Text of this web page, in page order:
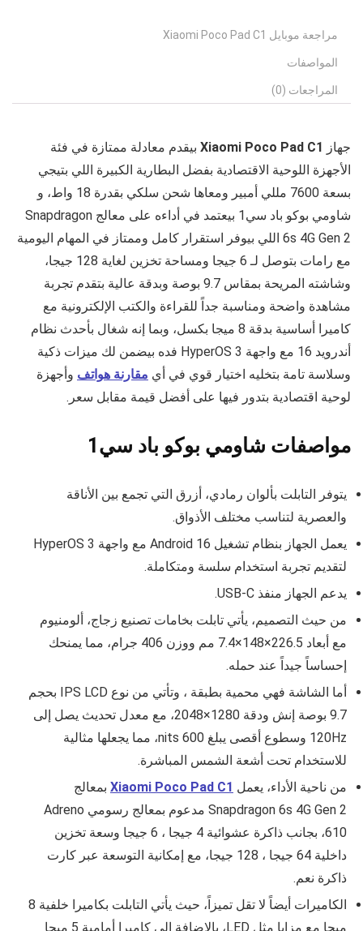
مراجعة موبايل Xiaomi Poco Pad C1
المواصفات
المراجعات (0)
جهاز Xiaomi Poco Pad C1 بيقدم معادلة ممتازة في فئة
الأجهزة اللوحية الاقتصادية بفضل البطارية الكبيرة اللي بتيجي
بسعة 7600 مللي أمبير ومعاها شحن سلكي بقدرة 18 واط، و
شاومي بوكو باد سي1 بيعتمد في أداءه على معالج Snapdragon
6s 4G Gen 2 اللي بيوفر استقرار كامل وممتاز في المهام اليومية
مع رامات بتوصل لـ 6 جيجا ومساحة تخزين لغاية 128 جيجا،
وشاشته المريحة بمقاس 9.7 بوصة وبدقة عالية بتقدم تجربة
مشاهدة واضحة ومناسبة جداً للقراءة والكتب الإلكترونية مع
كاميرا أساسية بدقة 8 ميجا بكسل، وبما إنه شغال بأحدث نظام
أندرويد 16 مع واجهة HyperOS 3 فده بيضمن لك ميزات ذكية
وسلاسة تامة بتخليه اختيار قوي في أي مقارنة هواتف وأجهزة
لوحية اقتصادية بتدور فيها على أفضل قيمة مقابل سعر.
مواصفات شاومي بوكو باد سي1
يتوفر التابلت بألوان رمادي، أزرق التي تجمع بين الأناقة
والعصرية لتناسب مختلف الأذواق.
يعمل الجهاز بنظام تشغيل Android 16 مع واجهة HyperOS 3
لتقديم تجربة استخدام سلسة ومتكاملة.
يدعم الجهاز منفذ USB-C.
من حيث التصميم، يأتي تابلت بخامات تصنيع زجاج، ألومنيوم
مع أبعاد 226.5×148×7.4 مم ووزن 406 جرام، مما يمنحك
إحساساً جيداً عند حمله.
أما الشاشة فهي محمية بطبقة ، وتأتي من نوع IPS LCD بحجم
9.7 بوصة إنش ودقة 1280×2048، مع معدل تحديث يصل إلى
120Hz وسطوع أقصى يبلغ 600 nits، مما يجعلها مثالية
للاستخدام تحت أشعة الشمس المباشرة.
من ناحية الأداء، يعمل Xiaomi Poco Pad C1 بمعالج
Snapdragon 6s 4G Gen 2 مدعوم بمعالج رسومي Adreno
610، بجانب ذاكرة عشوائية 4 جيجا ، 6 جيجا وسعة تخزين
داخلية 64 جيجا ، 128 جيجا، مع إمكانية التوسعة عبر كارت
ذاكرة نعم.
الكاميرات أيضاً لا تقل تميزاً، حيث يأتي التابلت بكاميرا خلفية 8
ميجا مع مزايا مثل LED، بالإضافة إلى كاميرا أمامية 5 ميجا